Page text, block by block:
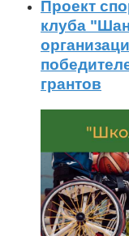
Проект
клуба
грантов